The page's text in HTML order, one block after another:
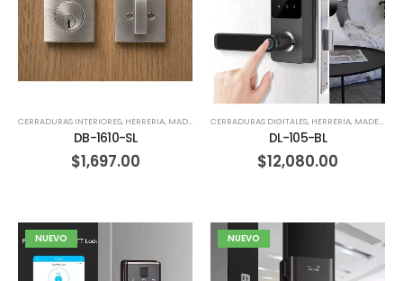
CERRADURAS INTERIORES, HERRERIA, MADERA
DB-1610-SL
$1,697.00
CERRADURAS DIGITALES, HERRERIA, MADERA
DL-105-BL
$12,080.00
NUEVO NUEVO